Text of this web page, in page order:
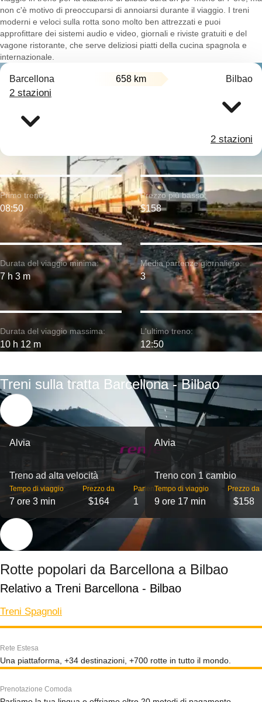
non c'è motivo di preoccuparsi di annoiarsi durante il viaggio. I treni
moderni e veloci sulla rotta sono molto ben attrezzati e puoi
approfittare dei sistemi audio e video, giornali e riviste gratuiti e del
vagone ristorante, che serve deliziosi piatti della cucina spagnola e
internazionale.
Barcellona 658 km Bilbao
2 stazioni
2 stazioni
Durata del viaggio minima:
7 h 3 m
Primo treno:
08:50
Durata del viaggio massima:
10 h 12 m
Prezzo più basso:
$158
Media partenze giornaliere:
3
L'ultimo treno:
12:50
Treni sulla tratta Barcellona - Bilbao
Alvia
Treno ad alta velocità
Tempo di viaggio
7 ore 3 min
Prezzo da
$164
Partenze
1
Alvia
Treno con 1 cambio
Tempo di viaggio
9 ore 17 min
Prezzo da
$158
Rotte popolari da Barcellona a Bilbao
Relativo a Treni Barcellona - Bilbao
Treni Spagnoli
Rete Estesa
Una piattaforma, +34 destinazioni, +700 rotte in tutto il mondo.
Prenotazione Comoda